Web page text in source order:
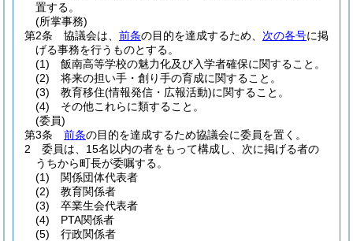
置する。
(所掌事務)
第2条
協議会は、 前条の目的を達成するため、 次の各号に掲
げる事務を行うものとする。
(1)
飯南高等学校の魅力化及び入学者確保に関すること。
(2)
将来の担い手・創り手の育成に関すること。
(3)
教育移住(情報発信・広報活動)に関すること。
(4)
その他これらに類すること。
(委員)
第3条
前条の目的を達成するため協議会に委員を置く。
2
委員は、15名以内の者をもって構成し、次に掲げる者の
うちから町長が委嘱する。
(1)
関係団体代表者
(2)
教育関係者
(3)
卒業生会代表者
(4)
PTA関係者
(5)
行政関係者